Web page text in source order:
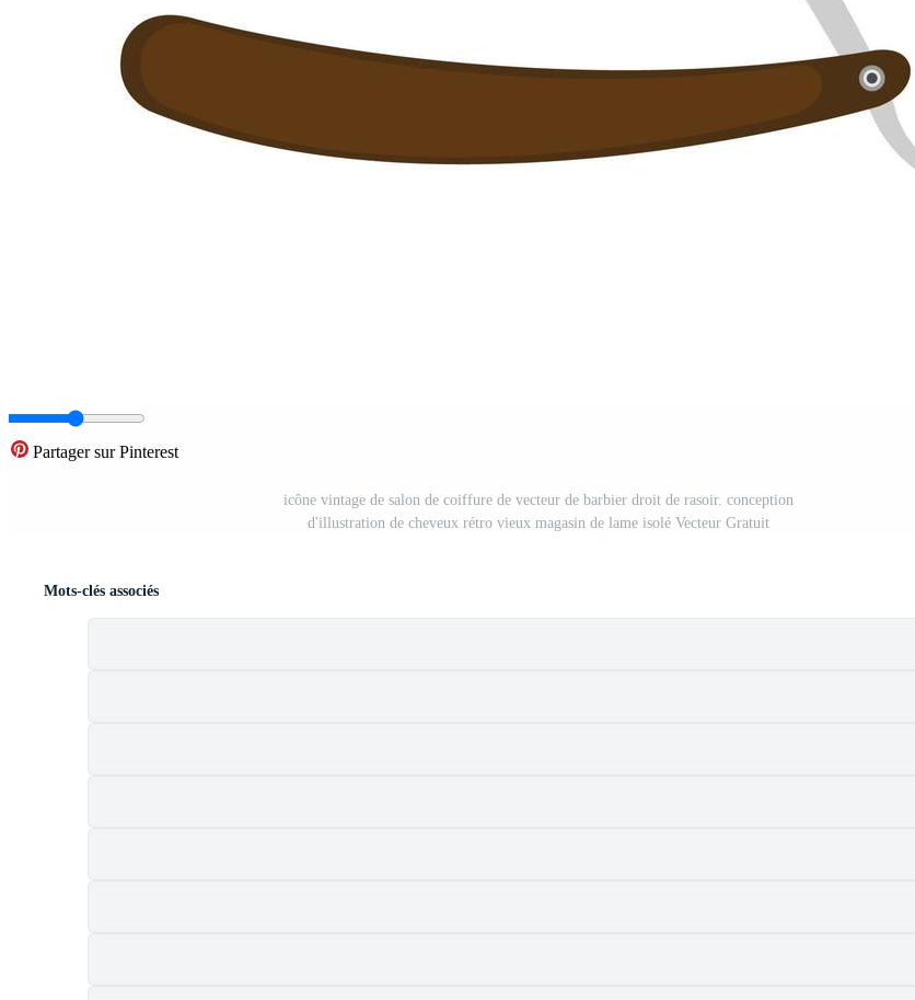
Partager sur Pinterest
icône vintage de salon de coiffure de vecteur de barbier droit de rasoir. conception
d'illustration de cheveux rétro vieux magasin de lame isolé Vecteur Gratuit
Mots-clés associés